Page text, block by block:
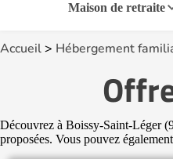
Maison de retraite
Accueil> Hébergement
Découvrez à Boissy-Saint-Léger
proposées. Vous pouvez